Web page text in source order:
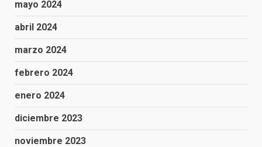
mayo 2024
abril 2024
marzo 2024
febrero 2024
enero 2024
diciembre 2023
noviembre 2023